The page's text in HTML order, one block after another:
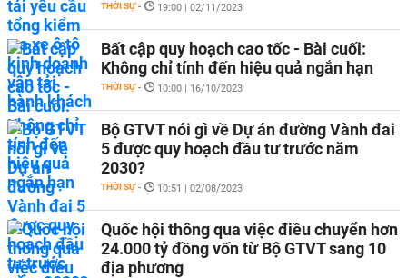
THỜI SỰ - 19:00 | 02/11/2023
Bất cập quy hoạch cao tốc - Bài cuối:
Không chỉ tính đến hiệu quả ngắn hạn
THỜI SỰ - 10:00 | 16/10/2023
Bộ GTVT nói gì về Dự án đường Vành đai
5 được quy hoạch đầu tư trước năm
2030?
THỜI SỰ - 10:51 | 02/08/2023
Quốc hội thông qua việc điều chuyển hơn
24.000 tỷ đồng vốn từ Bộ GTVT sang 10
địa phương